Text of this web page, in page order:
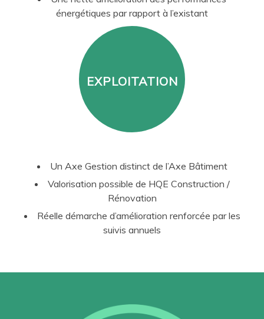
énergétiques par rapport à l’existant
EXPLOITATION
Un Axe Gestion distinct de l’Axe Bâtiment
Valorisation possible de HQE Construction /
Rénovation
Réelle démarche d’amélioration renforcée par les
suivis annuels